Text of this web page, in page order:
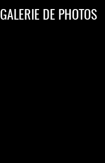
GALERIE DE PHOTOS